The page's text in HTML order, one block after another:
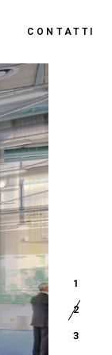
CONTATTI